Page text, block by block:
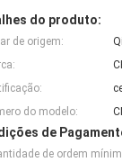
do produto:
de origem:
do modelo:
de
de ordem